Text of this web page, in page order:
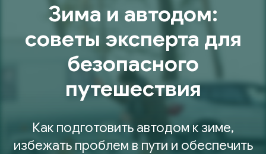
Зима и автодом:
советы эксперта для
безопасного
путешествия
Как подготовить автодом к зиме,
избежать проблем в пути и обеспечить